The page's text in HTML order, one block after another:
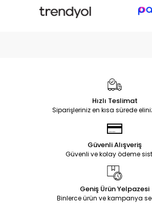
Hızlı Teslimat
Siparişleriniz en kısa sürede
Güvenli Alışveriş
Güvenli ve kolay ödeme
Geniş Ürün Yelpazesi
Binlerce ürün ve kampanya